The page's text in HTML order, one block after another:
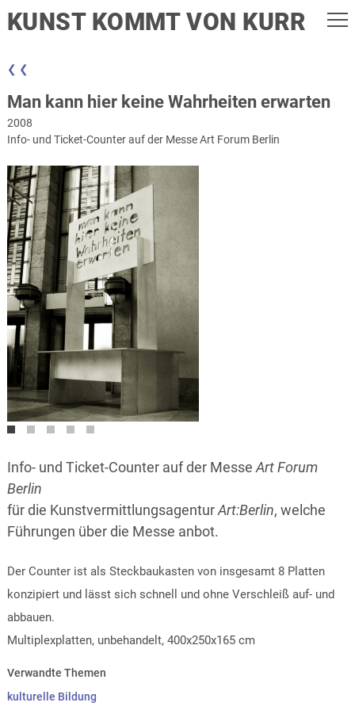
KUNST KOMMT VON KURR
❮ ❮
Man kann hier keine Wahrheiten erwarten
2008
Info- und Ticket-Counter auf der Messe Art Forum Berlin
Modell
Info- und Ticket-Counter auf der Messe Art Forum
Berlin
für die KunstvermittlungsagenturArt:Berlin, welche
Führungen über die Messe anbot.
Der Counter ist als Steckbaukasten von insgesamt 8 Platten
konzipiert und lässt sich schnell und ohne Verschleiß auf- und
abbauen.
Multiplexplatten, unbehandelt, 400x250x165 cm
Verwandte Themen
kulturelle Bildung